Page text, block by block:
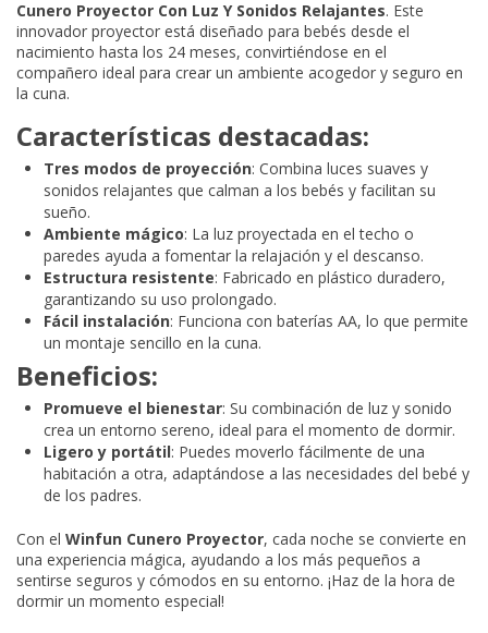
Cunero Proyector Con Luz Y Sonidos Relajantes. Este
innovador proyector está diseñado para bebés desde el
nacimiento hasta los 24 meses, convirtiéndose en el
compañero ideal para crear un ambiente acogedor y seguro en
la cuna.
Características destacadas:
Tres modos de proyección: Combina luces suaves y
sonidos relajantes que calman a los bebés y facilitan su
sueño.
Ambiente mágico: La luz proyectada en el techo o
paredes ayuda a fomentar la relajación y el descanso.
Estructura resistente: Fabricado en plástico duradero,
garantizando su uso prolongado.
Fácil instalación: Funciona con baterías AA, lo que permite
un montaje sencillo en la cuna.
Beneficios:
Promueve el bienestar: Su combinación de luz y sonido
crea un entorno sereno, ideal para el momento de dormir.
Ligero y portátil: Puedes moverlo fácilmente de una
habitación a otra, adaptándose a las necesidades del bebé y
de los padres.
Con el Winfun Cunero Proyector, cada noche se convierte en
una experiencia mágica, ayudando a los más pequeños a
sentirse seguros y cómodos en su entorno. ¡Haz de la hora de
dormir un momento especial!